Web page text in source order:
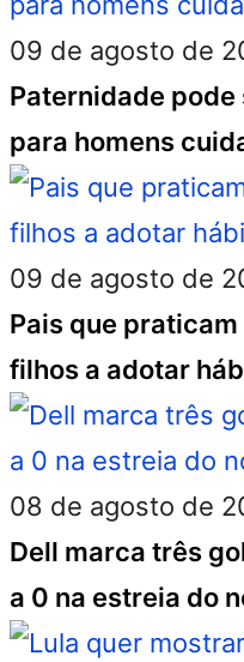
09 de agosto de
Paternidade
para homens
09 de agosto de
Pais que
filhos a adotar
08 de agosto de
Dell marca três
a 0 na estreia do